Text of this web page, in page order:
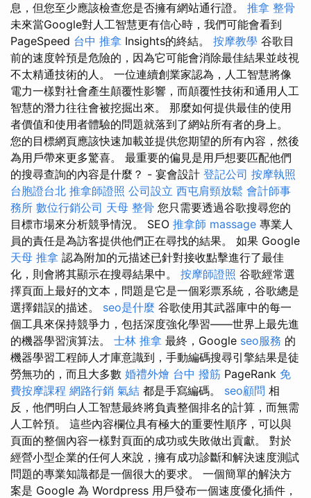
息，但您至少應該檢查您是否擁有網站通行證。 推拿 整骨
未來當Google對人工智慧更有信心時，我們可能會看到
PageSpeed 台中 推拿 Insights的終結。 按摩教學 谷歌目
前的速度幹預是危險的，因為它可能會消除最佳結果並歧視
不太精通技術的人。 一位連續創業家認為，人工智慧將像
電力一樣對社會產生顛覆性影響，而顛覆性技術和通用人工
智慧的潛力往往會被挖掘出來。 那麼如何提供最佳的使用
者價值和使用者體驗的問題就落到了網站所有者的身上。
您的目標網頁應該快速加載並提供您期望的所有內容，然後
為用戶帶來更多驚喜。 最重要的偏見是用戶想要匹配他們
的搜尋查詢的內容是什麼？ - 宴會設計 登記公司 按摩執照
台胞證台北 推拿師證照 公司設立 西屯肩頸放鬆 會計師事
務所 數位行銷公司 天母 整骨 您只需要透過谷歌搜尋您的
目標市場來分析競爭情況。 SEO 推拿師 massage 專業人
員的責任是為訪客提供他們正在尋找的結果。 如果 Google
天母 推拿 認為附加的元描述已針對接收點擊進行了最佳
化，則會將其顯示在搜尋結果中。 按摩師證照 谷歌經常選
擇頁面上最好的文本，問題是它是一個彩票系統，谷歌總是
選擇錯誤的描述。 seo是什麼 谷歌使用其武器庫中的每一
個工具來保持競爭力，包括深度強化學習——世界上最先進
的機器學習演算法。 士林 推拿 最終，Google seo服務 的
機器學習工程師人才庫意識到，手動編碼搜尋引擎結果是徒
勞無功的，而且大多數 婚禮外燴 台中 撥筋 PageRank 免
費按摩課程 網路行銷 氣結 都是手寫編碼。 seo顧問 相
反，他們明白人工智慧最終將負責整個排名的計算，而無需
人工幹預。 這些內容欄位具有極大的重要性順序，可以與
頁面的整個內容一樣對頁面的成功或失敗做出貢獻。 對於
經營小型企業的任何人來說，擁有成功診斷和解決速度測試
問題的專業知識都是一個很大的要求。 一個簡單的解決方
案是 Google 為 Wordpress 用戶發布一個速度優化插件，